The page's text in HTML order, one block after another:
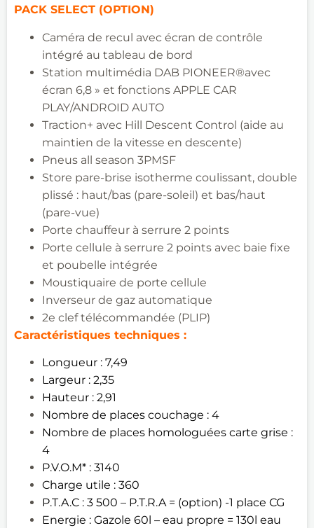
PACK SELECT (OPTION)
Caméra de recul avec écran de contrôle
intégré au tableau de bord
Station multimédia DAB PIONEER®avec
écran 6,8 » et fonctions APPLE CAR
PLAY/ANDROID AUTO
Traction+ avec Hill Descent Control (aide au
maintien de la vitesse en descente)
Pneus all season 3PMSF
Store pare-brise isotherme coulissant, double
plissé : haut/bas (pare-soleil) et bas/haut
(pare-vue)
Porte chauffeur à serrure 2 points
Porte cellule à serrure 2 points avec baie fixe
et poubelle intégrée
Moustiquaire de porte cellule
Inverseur de gaz automatique
2e clef télécommandée (PLIP)
Caractéristiques techniques :
Longueur : 7,49​
Largeur : 2,35​
Hauteur : 2,91 ​
Nombre de places couchage : 4​
Nombre de places homologuées carte grise :
4​
P.V.O.M* : 3140​
Charge utile : 360​
P.T.A.C : 3 500 – P.T.R.A = (option) -1 place CG​
Energie : Gazole 60l – eau propre = 130l eau